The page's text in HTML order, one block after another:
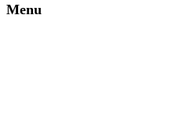
Menu